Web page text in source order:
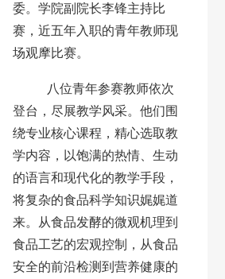
委。学院副院长李锋主持比
赛，近五年入职的青年教师现
场观摩比赛。
八位青年参赛教师依次
登台，尽展教学风采。他们围
绕专业核心课程，精心选取教
学内容，以饱满的热情、生动
的语言和现代化的教学手段，
将复杂的食品科学知识娓娓道
来。从食品发酵的微观机理到
食品工艺的宏观控制，从食品
安全的前沿检测到营养健康的